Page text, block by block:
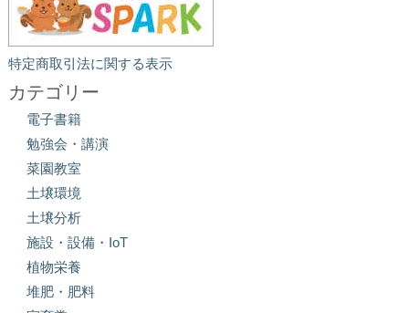
特定商取引法に関する表示
カテゴリー
電子書籍
勉強会・講演
菜園教室
土壌環境
土壌分析
施設・設備・IoT
植物栄養
堆肥・肥料